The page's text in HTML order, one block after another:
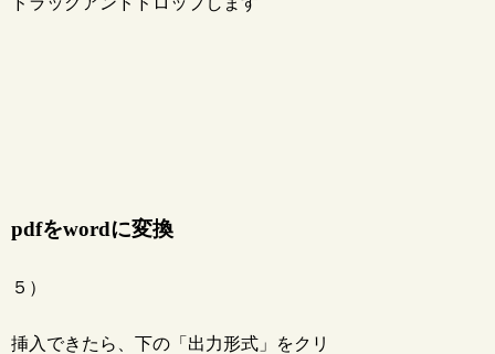
pdfをwordに変換
５）
挿入できたら、下の「出力形式」をクリ